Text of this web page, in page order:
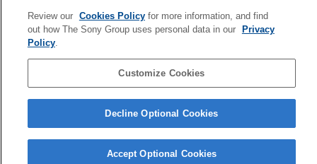
More
会社概要 アクセス ご利用条件 プライバシーポリシー
Copyright ©1994–2026 Sony Computer Science Laboratories, Inc.,
Tokyo, Japan
Review our Cookies Policyfor more information, and find
out how The Sony Group uses personal data in our
Privacy
Policy.
Customize Cookies
Decline Optional Cookies
Accept Optional Cookies